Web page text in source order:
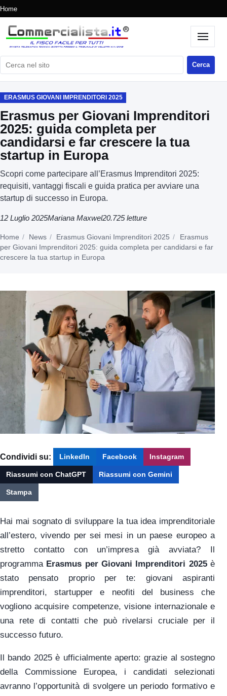
Home
Cerca nel sito Cerca
ERASMUS GIOVANI IMPRENDITORI 2025
Erasmus per Giovani Imprenditori
2025: guida completa per
candidarsi e far crescere la tua
startup in Europa
Scopri come partecipare all’Erasmus Imprenditori 2025:
requisiti, vantaggi fiscali e guida pratica per avviare una
startup di successo in Europa.
12 Luglio 2025Mariana Maxwel20.725 letture
Home News Erasmus Giovani Imprenditori 2025
Erasmus
per Giovani Imprenditori 2025: guida completa per candidarsi e far
crescere la tua startup in Europa
Condividi su: LinkedIn Facebook Instagram
Riassumi con ChatGPT Riassumi con Gemini
Stampa
Hai mai sognato di sviluppare la tua idea imprenditoriale
all’estero, vivendo per sei mesi in un paese europeo a
stretto contatto con un’impresa già avviata? Il
programma Erasmus per Giovani Imprenditori 2025è
stato pensato proprio per te: giovani aspiranti
imprenditori, startupper e neofiti del business che
vogliono acquisire competenze, visione internazionale e
una rete di contatti che può rivelarsi cruciale per il
successo futuro.
Il bando 2025 è ufficialmente aperto: grazie al sostegno
della Commissione Europea, i candidati selezionati
avranno l’opportunità di svolgere un periodo formativo e